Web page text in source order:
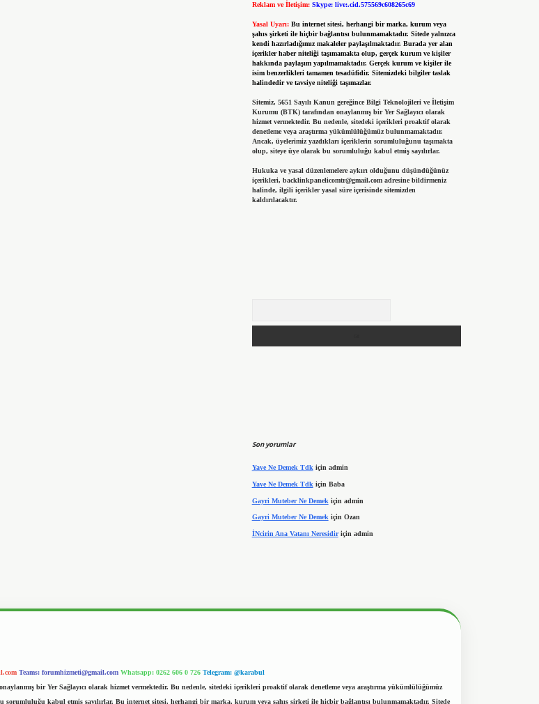
Reklam ve İletişim: Skype: live:.cid.575569c608265c69
Yasal Uyarı: Bu internet sitesi, herhangi bir marka, kurum veya
şahıs şirketi ile hiçbir bağlantısı bulunmamaktadır. Sitede yalnızca
kendi hazırladığımız makaleler paylaşılmaktadır. Burada yer alan
içerikler haber niteliği taşımamakta olup, gerçek kurum ve kişiler
hakkında paylaşım yapılmamaktadır. Gerçek kurum ve kişiler ile
isim benzerlikleri tamamen tesadüfidir. Sitemizdeki bilgiler taslak
halindedir ve tavsiye niteliği taşımazlar.
Sitemiz, 5651 Sayılı Kanun gereğince Bilgi Teknolojileri ve İletişim
Kurumu (BTK) tarafından onaylanmış bir Yer Sağlayıcı olarak
hizmet vermektedir. Bu nedenle, sitedeki içerikleri proaktif olarak
denetleme veya araştırma yükümlülüğümüz bulunmamaktadır.
Ancak, üyelerimiz yazdıkları içeriklerin sorumluluğunu taşımakta
olup, siteye üye olarak bu sorumluluğu kabul etmiş sayılırlar.
Hukuka ve yasal düzenlemelere aykırı olduğunu düşündüğünüz
içerikleri, backlinkpanelicomtr@gmail.comadresine bildirmeniz
halinde, ilgili içerikler yasal süre içerisinde sitemizden
kaldırılacaktır.
Son yorumlar
Yave Ne Demek Tdkiçin admin
Yave Ne Demek Tdk için Baba
Gayri Muteber Ne Demek için admin
Gayri Muteber Ne Demek için Ozan
İNcirin Ana Vatanı Neresidiriçin admin
Teams: forumhizmeti@gmail.com Whatsapp: 0262 606 0 726 Telegram: @karabul
bir Yer Sağlayıcı olarak hizmet vermektedir. Bu nedenle, sitedeki içerikleri proaktif olarak denetleme veya araştırma yükümlülüğümüz
kabul etmiş sayılırlar. Bu internet sitesi, herhangi bir marka, kurum veya şahıs şirketi ile hiçbir bağlantısı bulunmamaktadır. Sitede